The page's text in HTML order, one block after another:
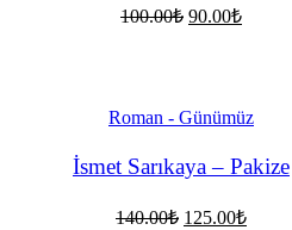
100.00₺ Orijinal
90.00₺Şu
Roman - Günümüz
İsmet Sarıkaya – Pakize
140.00₺ Orijinal
125.00₺Şu